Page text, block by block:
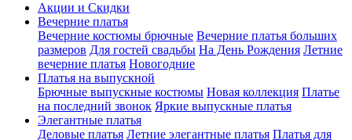
Акции и Скидки
Вечерние платья
Вечерние костюмы брючные Вечерние платья больших
размеров Для гостей свадьбы На День Рождения Летние
вечерние платья Новогодние
Платья на выпускной
Брючные выпускные костюмы Новая коллекция Платье
на последний звонок Яркие выпускные платья
Элегантные платья
Деловые платья Летние элегантные платья Платья для